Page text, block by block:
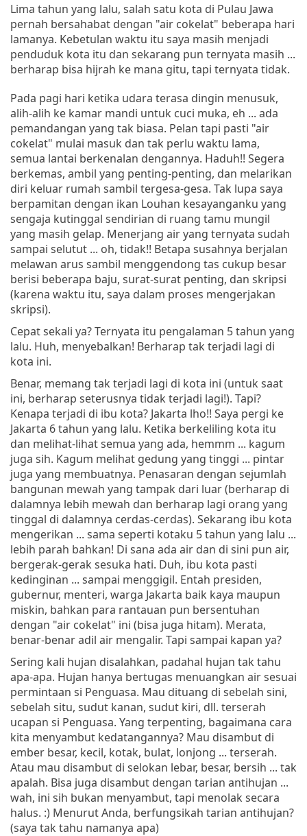
Lima tahun yang lalu, salah satu kota di Pulau Jawa
pernah bersahabat dengan "air cokelat" beberapa hari
lamanya. Kebetulan waktu itu saya masih menjadi
penduduk kota itu dan sekarang pun ternyata masih ...
berharap bisa hijrah ke mana gitu, tapi ternyata tidak.
Pada pagi hari ketika udara terasa dingin menusuk,
alih-alih ke kamar mandi untuk cuci muka, eh ... ada
pemandangan yang tak biasa. Pelan tapi pasti "air
cokelat" mulai masuk dan tak perlu waktu lama,
semua lantai berkenalan dengannya. Haduh!! Segera
berkemas, ambil yang penting-penting, dan melarikan
diri keluar rumah sambil tergesa-gesa. Tak lupa saya
berpamitan dengan ikan Louhan kesayanganku yang
sengaja kutinggal sendirian di ruang tamu mungil
yang masih gelap. Menerjang air yang ternyata sudah
sampai selutut ... oh, tidak!! Betapa susahnya berjalan
melawan arus sambil menggendong tas cukup besar
berisi beberapa baju, surat-surat penting, dan skripsi
(karena waktu itu, saya dalam proses mengerjakan
skripsi).
Cepat sekali ya? Ternyata itu pengalaman 5 tahun yang
lalu. Huh, menyebalkan! Berharap tak terjadi lagi di
kota ini.
Benar, memang tak terjadi lagi di kota ini (untuk saat
ini, berharap seterusnya tidak terjadi lagi!). Tapi?
Kenapa terjadi di ibu kota? Jakarta lho!! Saya pergi ke
Jakarta 6 tahun yang lalu. Ketika berkeliling kota itu
dan melihat-lihat semua yang ada, hemmm ... kagum
juga sih. Kagum melihat gedung yang tinggi ... pintar
juga yang membuatnya. Penasaran dengan sejumlah
bangunan mewah yang tampak dari luar (berharap di
dalamnya lebih mewah dan berharap lagi orang yang
tinggal di dalamnya cerdas-cerdas). Sekarang ibu kota
mengerikan ... sama seperti kotaku 5 tahun yang lalu ...
lebih parah bahkan! Di sana ada air dan di sini pun air,
bergerak-gerak sesuka hati. Duh, ibu kota pasti
kedinginan ... sampai menggigil. Entah presiden,
gubernur, menteri, warga Jakarta baik kaya maupun
miskin, bahkan para rantauan pun bersentuhan
dengan "air cokelat" ini (bisa juga hitam). Merata,
benar-benar adil air mengalir. Tapi sampai kapan ya?
Sering kali hujan disalahkan, padahal hujan tak tahu
apa-apa. Hujan hanya bertugas menuangkan air sesuai
permintaan si Penguasa. Mau dituang di sebelah sini,
sebelah situ, sudut kanan, sudut kiri, dll. terserah
ucapan si Penguasa. Yang terpenting, bagaimana cara
kita menyambut kedatangannya? Mau disambut di
ember besar, kecil, kotak, bulat, lonjong ... terserah.
Atau mau disambut di selokan lebar, besar, bersih ... tak
apalah. Bisa juga disambut dengan tarian antihujan ...
wah, ini sih bukan menyambut, tapi menolak secara
halus. :) Menurut Anda, berfungsikah tarian antihujan?
(saya tak tahu namanya apa)